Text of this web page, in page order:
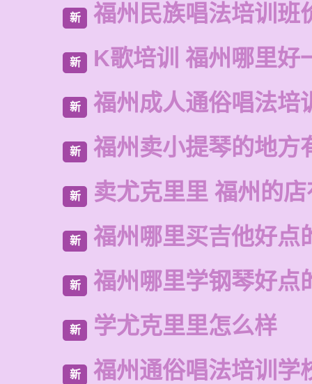
新 福州民族唱法培训班
新 K歌培训 福州哪里好
新 福州成人通俗唱法培
新 福州卖小提琴的地方
新 卖尤克里里 福州的
新 福州哪里买吉他好点
新 福州哪里学钢琴好点
新 学尤克里里怎么样
新 福州通俗唱法培训学